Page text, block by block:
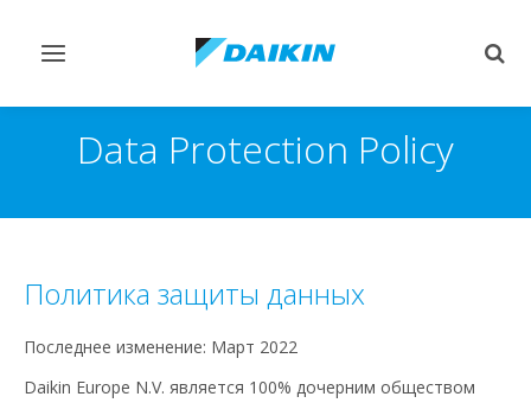
Переключить
Data Protection Policy
Политика защиты данных
Последнее изменение: Март 2022
Daikin Europe N.V. является 100% дочерним обществом